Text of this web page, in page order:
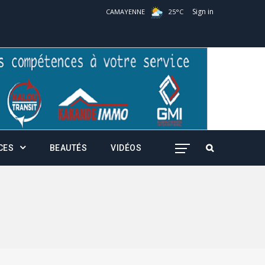
CAMAYENNE 25°C Sign in
BEAUTÉS VIDÉOS